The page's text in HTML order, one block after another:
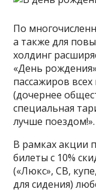
По
а также для
холдинг
«День
пассажиров
(дочернее
специальная
лучше поездом!».
В рамках акции
билеты с 10%
(«Люкс», СВ,
для сидения)